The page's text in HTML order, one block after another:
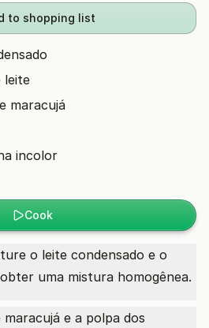
to shopping list
leite
maracujá
incolor
Cook
o leite condensado e o
uma mistura homogênea.
e a polpa dos